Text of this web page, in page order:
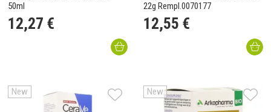
50ml
12,27 €
22g Rempl.0070177
12,55 €
New New